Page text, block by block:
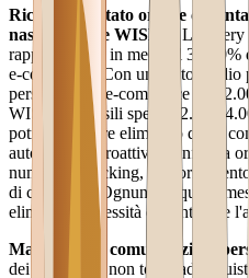
Richieste di stato ordine che
nascosto delle WISMO
Le
rappresentano in media il 35-
e-commerce. Con un costo
personale, un e-commerce con
WISMO mensili spende 2.000-
potrebbe essere eliminato quasi
automatiche proattive: conferma
numero di tracking,
di consegna. Ognuno di questi
elimina la necessità di contattare
Mancanza di comunicazioni
dei clienti che non torna ad